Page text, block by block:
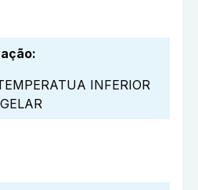
:
INFERIOR